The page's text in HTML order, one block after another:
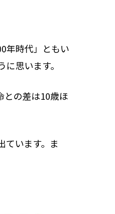
年時代」ともい
思います。
との差は10歳ほ
います。ま